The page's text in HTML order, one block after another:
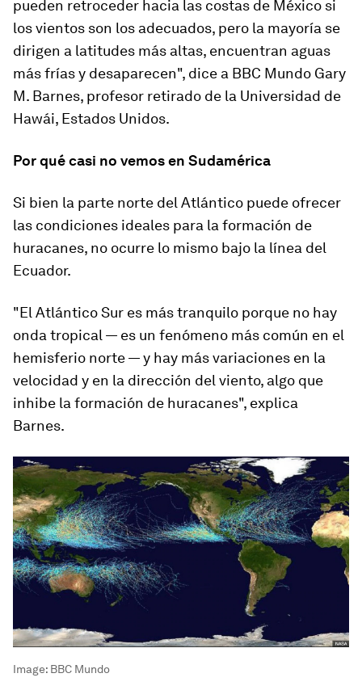
pueden retroceder hacia las costas de México si
los vientos son los adecuados, pero la mayoría se
dirigen a latitudes más altas, encuentran aguas
más frías y desaparecen", dice a BBC Mundo Gary
M. Barnes, profesor retirado de la Universidad de
Hawái, Estados Unidos.
Por qué casi no vemos en Sudamérica
Si bien la parte norte del Atlántico puede ofrecer
las condiciones ideales para la formación de
huracanes, no ocurre lo mismo bajo la línea del
Ecuador.
"El Atlántico Sur es más tranquilo porque no hay
onda tropical — es un fenómeno más común en el
hemisferio norte — y hay más variaciones en la
velocidad y en la dirección del viento, algo que
inhibe la formación de huracanes", explica
Barnes.
Image: BBC Mundo